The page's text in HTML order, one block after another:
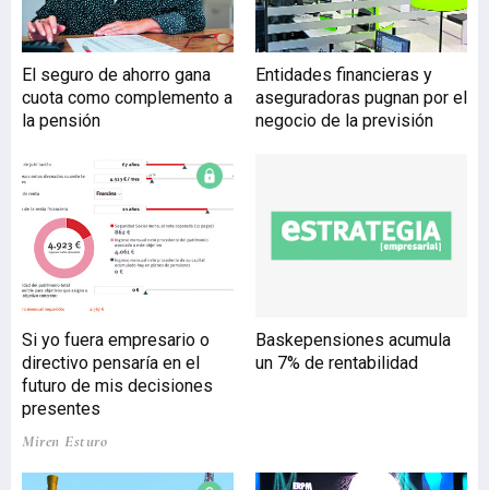
presupuestario concreto
de esta subida es de 2,5
asciende a 28,6 millones de
euros distribuidos entre
11,2 millones en las
las de los trabajadores de
entes públicos, sociedades
compromiso adquirido con
las centrales sindicales en
El seguro de ahorro gana
cuota como complemento a
la pensión
Entidades financieras y
aseguradoras pugnan por el
negocio de la previsión
Si yo fuera empresario o
directivo pensaría en el
futuro de mis decisiones
presentes
Miren Esturo
Baskepensiones acumula
un 7% de rentabilidad